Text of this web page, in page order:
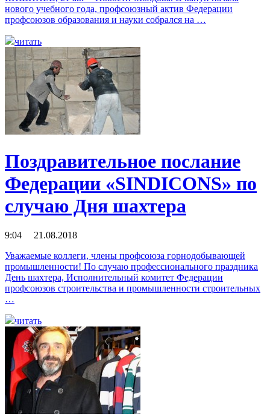
нового учебного года, профсоюзный актив Федерации
профсоюзов образования и науки собрался на …
читать
Поздравительное послание
Федерации «SINDICONS» по
случаю Дня шахтера
9:04 21.08.2018
Уважаемые коллеги, члены профсоюза горнодобывающей
промышленности! По случаю профессионального праздника
День шахтера, Исполнительный комитет Федерации
профсоюзов строительства и промышленности строительных
…
читать